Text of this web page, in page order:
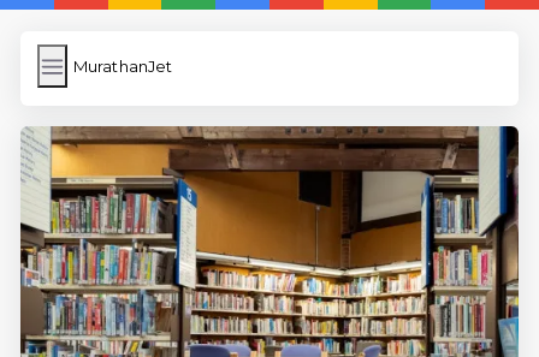
MurathanJet
MurathanJet
Subir Imagen
Wordpress Cache
Anasayfa
5 Günde İngilizce